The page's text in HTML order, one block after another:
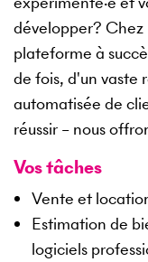
développer?
plateforme à
de fois, d'un vaste
automatisée de
réussir – nous
Vos tâches
Vente et
Estimation de
logiciels